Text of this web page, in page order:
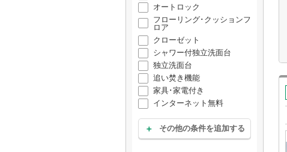
オートロック
フローリング･クッションフ
ロア
クローゼット
シャワー付独立洗面台
独立洗面台
追い焚き機能
家具･家電付き
インターネット無料
その他の条件を追加する